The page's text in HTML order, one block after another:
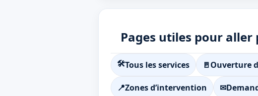
Pages utiles pour aller
🛠Tous les services 🚪Ouverture
📍Zones d’intervention ✉